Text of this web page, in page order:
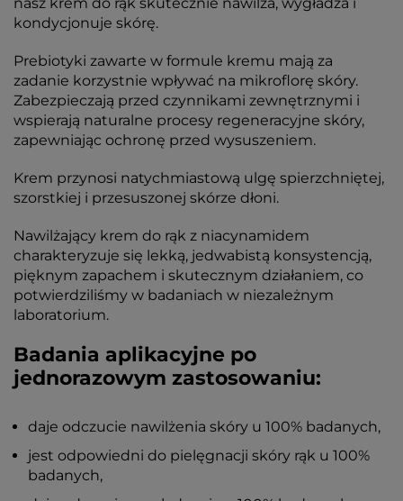
kondycjonuje skórę.
Prebiotyki zawarte w formule kremu mają za
zadanie korzystnie wpływać na mikroflorę skóry.
Zabezpieczają przed czynnikami zewnętrznymi i
wspierają naturalne procesy regeneracyjne skóry,
zapewniając ochronę przed wysuszeniem.
Krem przynosi natychmiastową ulgę spierzchniętej,
szorstkiej i przesuszonej skórze dłoni.
Nawilżający krem do rąk z niacynamidem
charakteryzuje się lekką, jedwabistą konsystencją,
pięknym zapachem i skutecznym działaniem, co
potwierdziliśmy w badaniach w niezależnym
laboratorium.
Badania aplikacyjne po
jednorazowym zastosowaniu:
daje odczucie nawilżenia skóry u 100% badanych,
jest odpowiedni do pielęgnacji skóry rąk u 100%
badanych,